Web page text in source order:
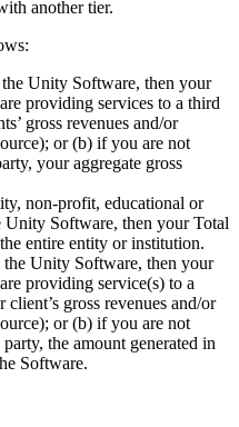
another tier.
Unity Software, then your
providing services to a third
gross revenues and/or
or (b) if you are not
your aggregate gross
non-profit, educational or
Unity Software, then your Total
entire entity or institution.
Unity Software, then your
providing service(s) to a
gross revenues and/or
or (b) if you are not
the amount generated in
Software.